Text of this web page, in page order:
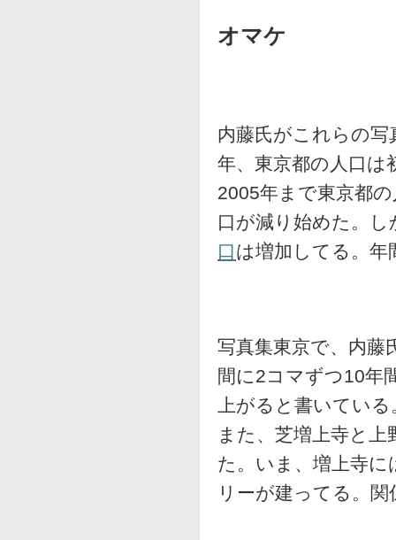
オマケ
内藤氏がこれらの
年、東京都の人口は
2005年まで東京都
口が減り始めた。し
口は増加してる。年
写真集東京で、内藤
間に2コマずつ10年
上がると書いてい
また、芝増上寺と
た。いま、増上寺
リーが建ってる。